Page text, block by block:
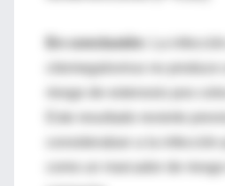
En conclusión:
citomegalovirus no produce
riesgo de estenosis pos
consideraban a la infección
como un marcador de